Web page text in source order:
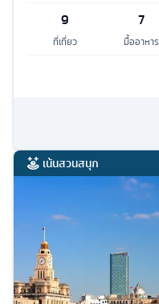
9
ที่เที่ยว
7
มื้ออาหาร
เน้นสวนสนุก